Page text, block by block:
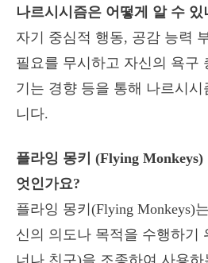
나르시시즘은 어떻게 알 수 있
자기 중심적 행동, 공감 능력
필요를 무시하고 자신의 욕구
기는 경향 등을 통해 나르시
니다.
플라잉 몽키 (Flying
엇인가요?
플라잉 몽키(Flying Monkeys)
신의 의도나 목적을 수행하기
너나 친구)을 조종하여 사용하